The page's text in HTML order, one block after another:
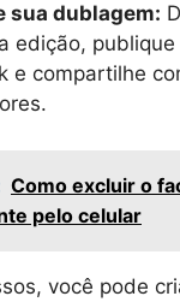
sua dublagem:
edição,
e compartilhe
Como excluir o
pelo celular
você pode